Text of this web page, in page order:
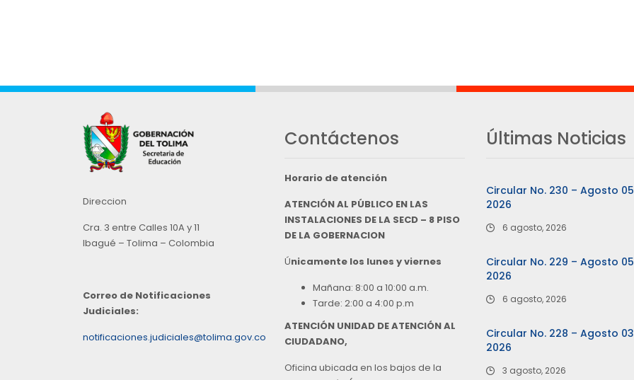
Direccion
Cra. 3 entre Calles 10A y 11
Ibagué – Tolima – Colombia
Correo de Notificaciones
Judiciales:
notificaciones.judiciales@tolima.gov.co
Contáctenos
Horario de atención
ATENCIÓN AL PÚBLICO EN LAS
INSTALACIONES DE LA SECD – 8 PISO
DE LA GOBERNACION
Únicamente los lunes y viernes
Mañana: 8:00 a 10:00 a.m.
Tarde: 2:00 a 4:00 p.m
ATENCIÓN UNIDAD DE ATENCIÓN AL
CIUDADANO,
Oficina ubicada en los bajos de la
Últimas Noticias
Circular No. 230 – Agosto
2026
6 agosto, 2026
Circular No. 229 – Agosto
2026
6 agosto, 2026
Circular No. 228 – Agosto
2026
3 agosto, 2026